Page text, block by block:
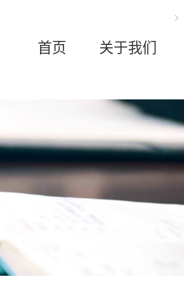
首页 关于我们